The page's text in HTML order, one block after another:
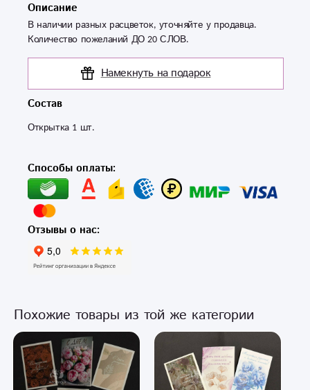
Описание
В наличии разных расцветок, уточняйте у продавца.
Количество пожеланий ДО 20 СЛОВ.
Намекнуть на подарок
Состав
Открытка 1 шт.
Способы оплаты:
Отзывы о нас:
Похожие товары из той же категории